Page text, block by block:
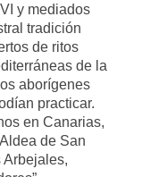
y mediados
tradición
de ritos
de la
aborígenes
practicar.
en Canarias,
de San
Arbejales,